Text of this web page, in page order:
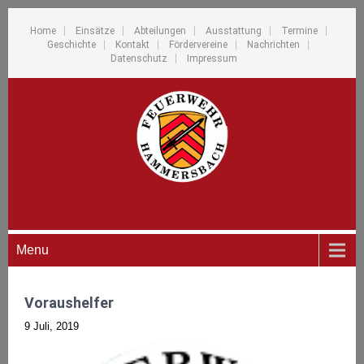
Home Einsätze Abteilungen Ausstattung
Termine
Geschichte
Kontakt Fördervereine
Nachrichten
Datenschutz
Impressum
Menu
Voraushelfer
9 Juli, 2019